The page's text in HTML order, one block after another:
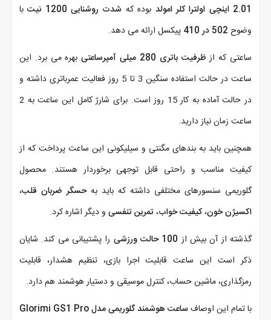
2.01 اینچی اولترا کلر امولد
بوده که شدت روشنایی 1200 نیت
با
وضوح 502 در 410
پیکسل ارائه می دهد.
ساعتی که از ظرفیت باتری 280 میلی آمپرساعتی
بهره می برد. این
ساعت در حالت استفاده سنگین 3 تا 5 روز فعالیت عمرباتری داشته و
در حالت آماده به کار 15 روز است. برای شارژ کامل این ساعت به 2
ساعت زمان نیاز دارید.
همچنین باید به بندهای مگنتی و سیلیکونی این ساعت پرداخت که از
کیفیت مناسب و راحتی قابل توجهی برخوردار هستند. محصول
گلوریمی سنسورهای مختلفی داشته که باید بهحسگر ضربان قلب،
اکسیژن خون،کیفیت خواب، تمرین تنفسی و دیگر اشاره کرد.
گذشته از آن بیش از 100 حالت ورزشی
را پشتیبانی می کند. شایان
ذکر است این ساعت قابلیت اجرا بازی، تنظیم هشدار، قابلیت
رمزگذاری، ماشین حساب، کنترل موسیقی و دستیار هوشمند هم دارد.
با تمام این اوصافساعت هوشمند گلوریمی مدل Glorimi GS1 Pro